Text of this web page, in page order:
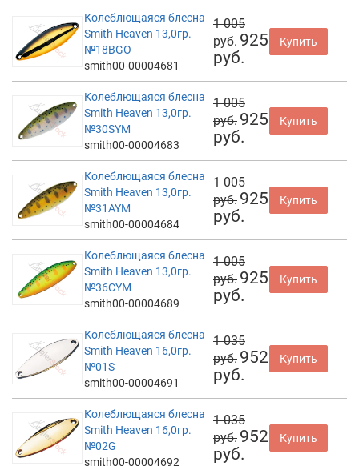
Колеблющаяся блесна
Smith Heaven 13,0гр.
№18BGO
smith00-00004681
1 005
руб. 925
руб.
Купить
Колеблющаяся блесна
Smith Heaven 13,0гр.
№30SYM
smith00-00004683
1 005
руб. 925
руб.
Купить
Колеблющаяся блесна
Smith Heaven 13,0гр.
№31AYM
smith00-00004684
1 005
руб. 925
руб.
Купить
Колеблющаяся блесна
Smith Heaven 13,0гр.
№36CYM
smith00-00004689
1 005
руб. 925
руб.
Купить
Колеблющаяся блесна
Smith Heaven 16,0гр.
№01S
smith00-00004691
1 035
руб. 952
руб.
Купить
Колеблющаяся блесна
Smith Heaven 16,0гр.
№02G
smith00-00004692
1 035
руб. 952
руб.
Купить